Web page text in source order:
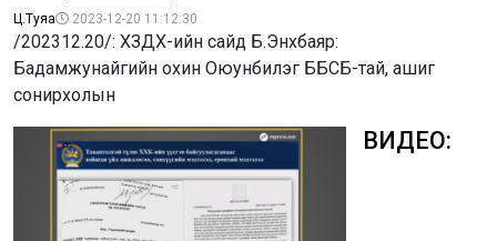
Ц.Туяа 2023-12-20 11:12:30
/202312.20/: ХЗДХ-ийн сайд Б.Энхбаяр:
Бадамжунайгийн охин Оюунбилэг ББСБ-тай, ашиг
сонирхолын
ВИДЕО: